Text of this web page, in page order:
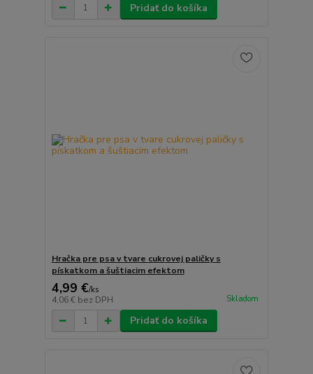
Pridať do košíka
Hračka pre psa v tvare cukrovej paličky s
pískatkom a šuštiacim efektom
4,99 €/ks
4,06 € bez DPH Skladom
Pridať do košíka